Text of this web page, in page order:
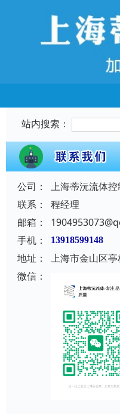
站内搜索：
公司：
上海蒂沅流体
联系：
程经理
邮箱：
手机：
13918599148
地址：
上海市金山区
微信：